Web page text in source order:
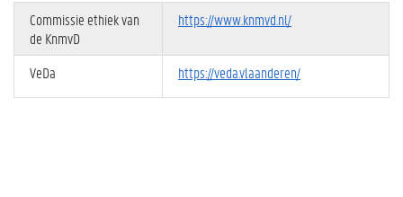
Commissie ethiek van
de KnmvD
https://www.knmvd.nl/
VeDa https://veda.vlaanderen/